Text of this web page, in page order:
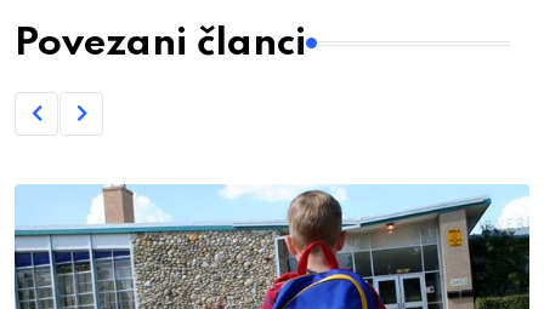
Povezani članci